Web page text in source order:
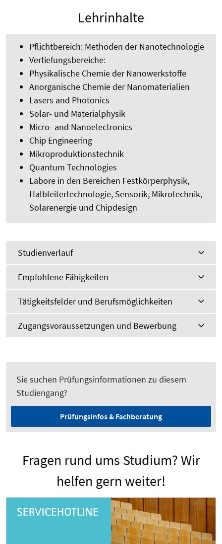
Lehrinhalte
Pflichtbereich: Methoden der Nanotechnologie
Vertiefungsbereiche:
Physikalische Chemie der Nanowerkstoffe
Anorganische Chemie der Nanomaterialien
Lasers and Photonics
Solar- und Materialphysik
Micro- and Nanoelectronics
Chip Engineering
Mikroproduktionstechnik
Quantum Technologies
Labore in den Bereichen Festkörperphysik,
Halbleitertechnologie, Sensorik, Mikrotechnik,
Solarenergie und Chipdesign
Studienverlauf
Empfohlene Fähigkeiten
Tätigkeitsfelder und Berufsmöglichkeiten
Zugangsvoraussetzungen und Bewerbung
Sie suchen Prüfungsinformationen zu diesem
Studiengang?
Prüfungsinfos & Fachberatung
Fragen rund ums Studium? Wir
helfen gern weiter!